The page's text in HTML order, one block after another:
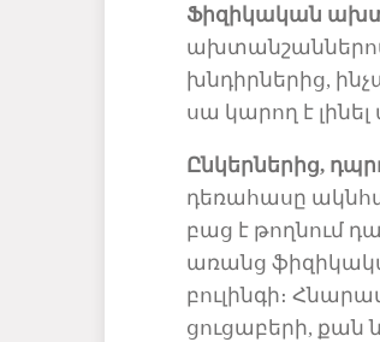
Ֆիզիկական
խնդիրներից,
սա կարող է լինել
Ընկերներից,
դեռահասը
բաց է թողնում
առանց ֆիզիկա
բուլինգի։
ցուցաբերի, քան